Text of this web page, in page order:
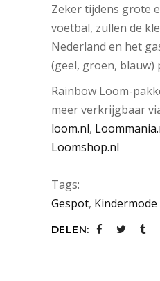
Zeker tijdens grote
voetbal, zullen de
Nederland en het
(geel, groen, blauw)
Rainbow Loom-
meer verkrijgbaar
loom.nl,
Loomshop.nl
Tags:
Gespot, Kindermode
DELEN: